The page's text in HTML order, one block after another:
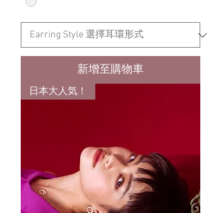
新增至購物車
日本大人気！